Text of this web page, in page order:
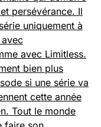
persévérance. Il
uniquement à
avec Limitless.
bien plus
si une série va
cette année
Tout le monde